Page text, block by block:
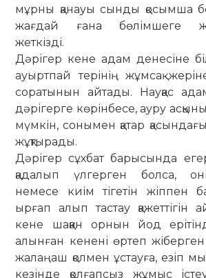
мұрны қанауы сынды қосымша
жағдай ғана бөлімшеге
жеткізді.
Дәрігер кене адам денесіне
ауыртпай терінің жұмсақ
соратынын ай­тады. Науқас
дәрігерге көрінбесе, ауру
мүмкін, сонымен қатар
жұқтырады.
Дәрігер сұхбат барысында
қадалып үлгерген болса,
немесе киім ті­ге­тін жіппен
ырғап алып тастау қажеттігін
кене шаққан орнын йод
алынған ке­нені өртеп
жала­ңаш қолмен ұстауға, езіп
кезінде қолғапсыз жұмыс